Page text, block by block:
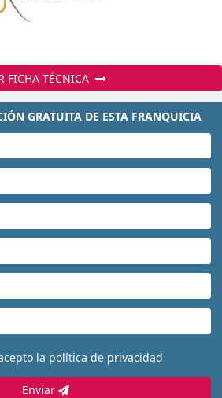
FICHA TÉCNICA
GRATUITA DE ESTA FRANQUICIA
la política de privacidad
Enviar